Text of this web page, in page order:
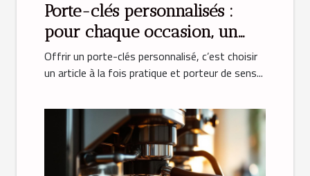
Porte-clés personnalisés :
pour chaque occasion, un
cadeau unique
Offrir un porte-clés personnalisé, c’est choisir
un article à la fois pratique et porteur de sens...